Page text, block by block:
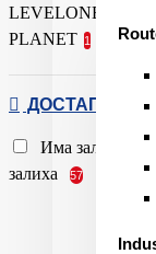
LEVELONE
PLANET 1
ДОСТАПНОСТ
Има залиха
залиха
57